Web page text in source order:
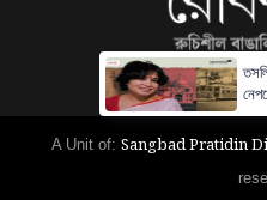
A Unit of: Sangbad Pratidin